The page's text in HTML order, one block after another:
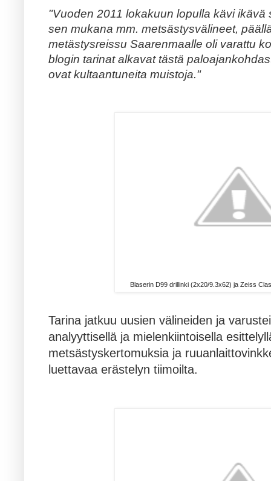
"Vuoden 2011 lokakuun lopulla kävi
sen mukana mm. metsästysvälineet,
metästysreissu Saarenmaalle oli varattu
blogin tarinat alkavat tästä
ovat kultaantuneita muistoja."
Blaserin D99 drillinki (2x20/9.3x62) ja Zeiss
Tarina jatkuu uusien välineiden ja
analyyttisellä ja mielenkiintoisella
metsästyskertomuksia ja
luettavaa erästelyn tiimoilta.